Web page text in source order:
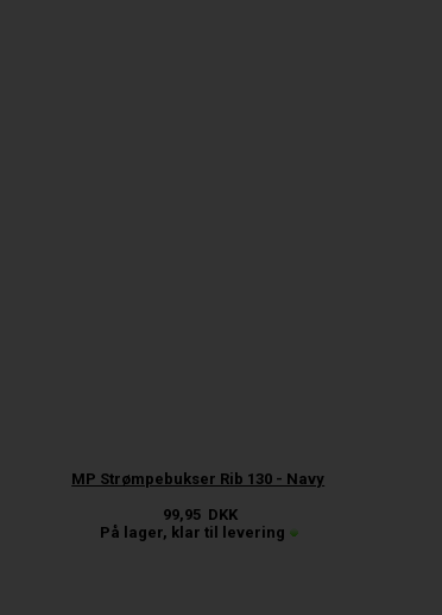
MP Strømpebukser Rib 130 - Navy
99,95 DKK
På lager, klar til levering